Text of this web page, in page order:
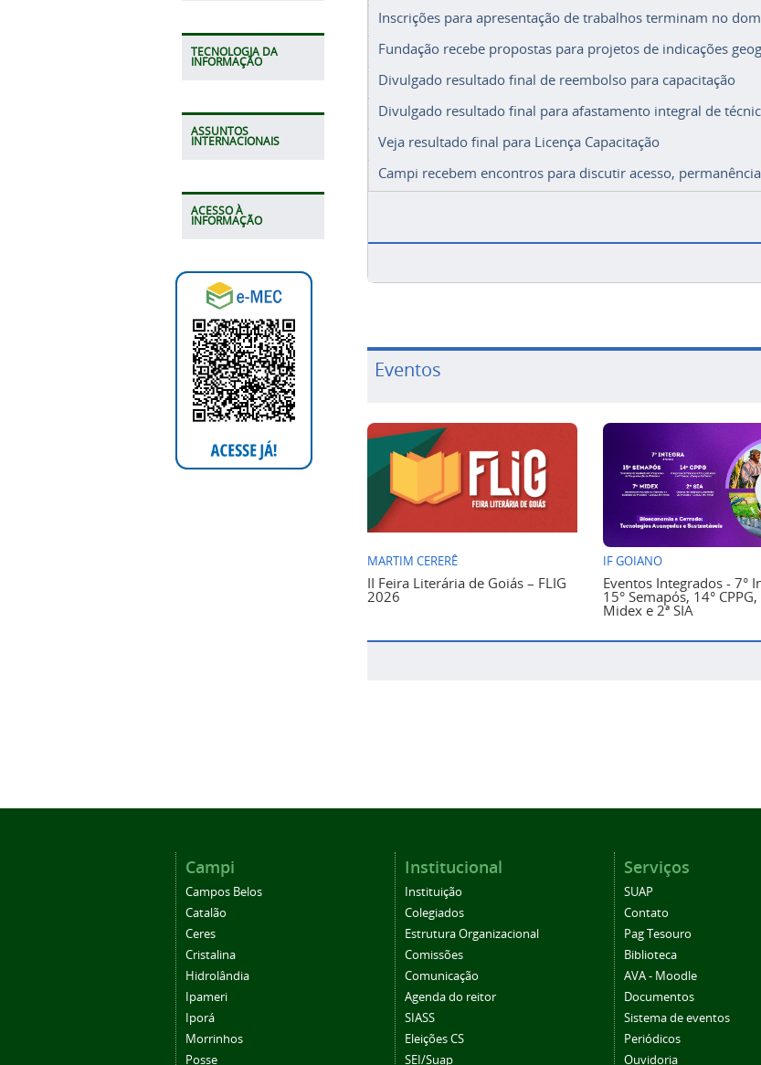
TECNOLOGIA DA
INFORMAÇÃO
ASSUNTOS
INTERNACIONAIS
ACESSO À
INFORMAÇÃO
Inscrições para apresentação de trabalhos terminam no
Fundação recebe propostas para projetos de indicações
Divulgado resultado final de reembolso para capacitação
Divulgado resultado final para afastamento integral de
Veja resultado final para Licença Capacitação
Campi recebem encontros para discutir acesso,
Eventos
MARTIM CERERÊ
II Feira Literária de Goiás – FLIG
2026
IF GOIANO
Eventos Integrados - 7°
15° Semapós, 14° CPPG,
Midex e 2ª SIA
Campi
Campos Belos
Catalão
Ceres
Cristalina
Hidrolândia
Ipameri
Iporá
Morrinhos
Posse
Institucional
Instituição
Colegiados
Estrutura Organizacional
Comissões
Comunicação
Agenda do reitor
SIASS
Eleições CS
SEI/Suap
Serviços
SUAP
Contato
Pag Tesouro
Biblioteca
AVA - Moodle
Documentos
Sistema de eventos
Periódicos
Ouvidoria